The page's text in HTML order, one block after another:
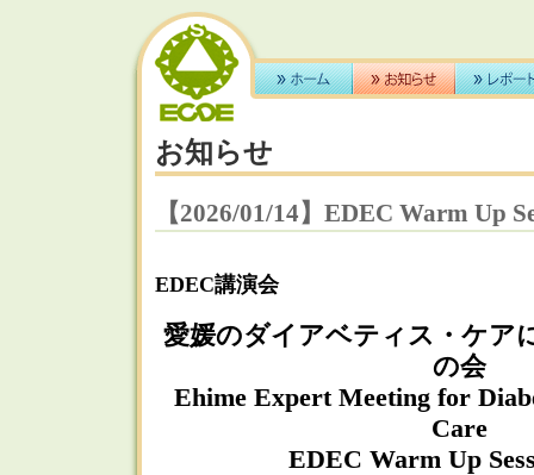
お知らせ
【2026/01/14】EDEC Warm Up
EDEC講演会
愛媛のダイアベティス・ケア
の会
Ehime Expert Meeting for
Care
EDEC Warm Up